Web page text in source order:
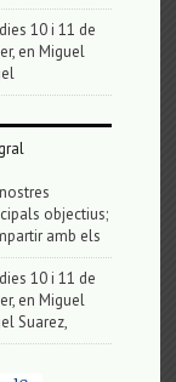
10 i 11 de
en Miguel
objectius;
amb els
10 i 11 de
en Miguel
Suarez,